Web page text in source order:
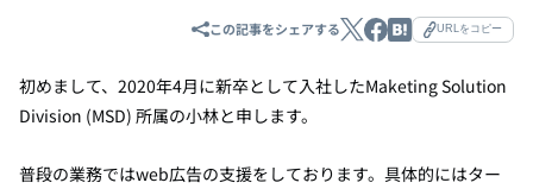
数字で見るARISE analytics
この記事をシェアする URLをコピー
初めまして、2020年4月に新卒として入社したMaketing Solution
Division (MSD) 所属の小林と申します。
普段の業務ではweb広告の支援をしております。具体的にはター